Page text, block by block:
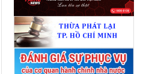
Thuê đơn vị tư vấn thẩm định
giá số 38965 (27/07)